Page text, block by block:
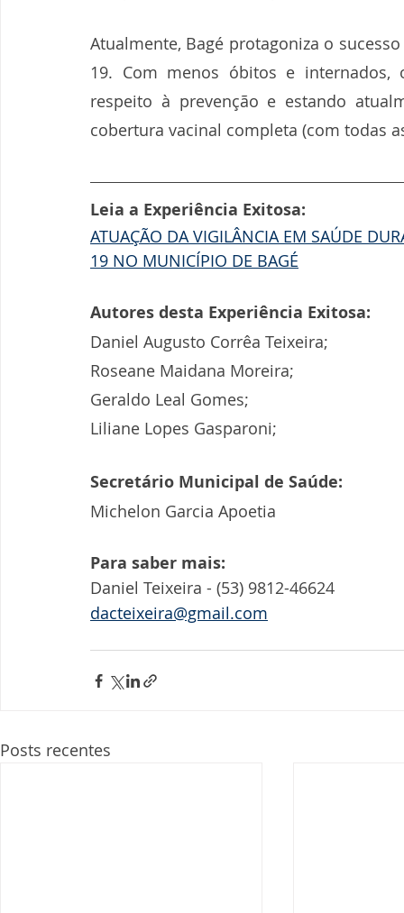
Atualmente, Bagé protagoniza o
19. Com menos óbitos e
respeito à prevenção e estando
cobertura vacinal completa (com todas
Leia a Experiência Exitosa:
ATUAÇÃO DA VIGILÂNCIA EM SAÚDE
19 NO MUNICÍPIO DE BAGÉ
Autores desta Experiência Exitosa:
Daniel Augusto Corrêa Teixeira;
Roseane Maidana Moreira;
Geraldo Leal Gomes;
Liliane Lopes Gasparoni;
Secretário Municipal de Saúde:
Michelon Garcia Apoetia
Para saber mais:
Daniel Teixeira - (53) 9812-46624
dacteixeira@gmail.com
Posts recentes